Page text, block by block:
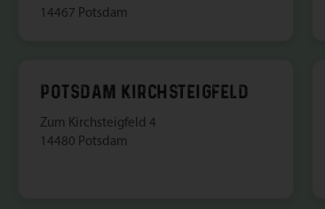
14467 Potsdam
POTSDAM KIRCHSTEIGFELD
Zum Kirchsteigfeld 4
14480 Potsdam